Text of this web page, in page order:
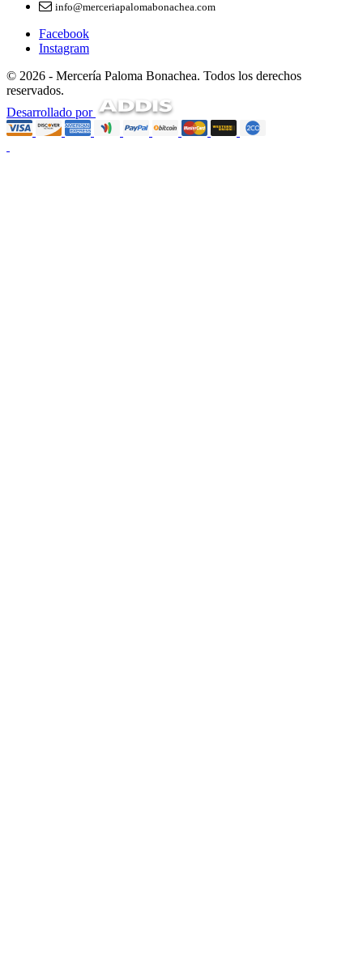
info@merceriapalomabonachea.com
Facebook
Instagram
© 2026 - Mercería Paloma Bonachea. Todos los derechos
reservados.
Desarrollado por